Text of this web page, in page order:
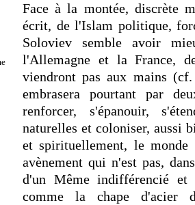
Face à la montée, discrète
écrit, de l'Islam politique,
Soloviev semble avoir
l'Allemagne et la France,
viendront pas aux mains
embrasera pourtant par
renforcer, s'épanouir,
naturelles et coloniser, aussi
et spirituellement, le
avènement qui n'est pas,
d'un Même indifférencié et
comme la chape d'acier